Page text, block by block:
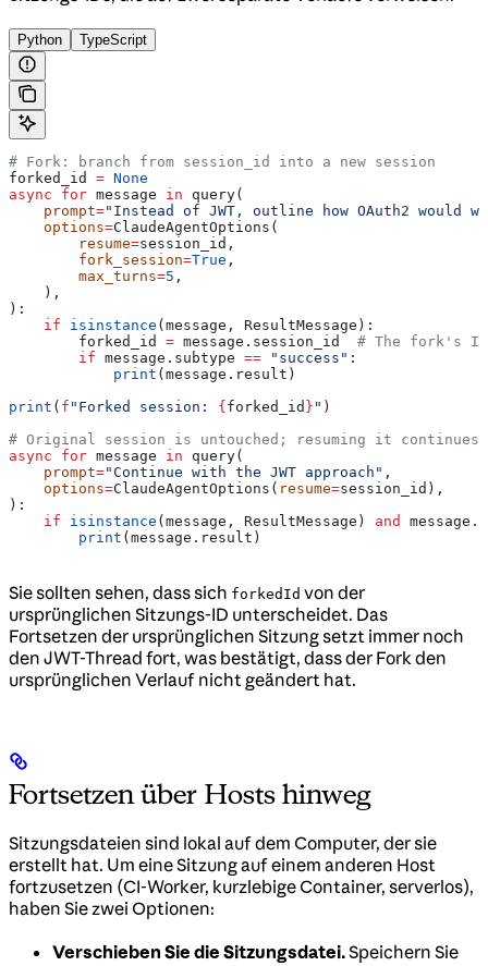
Python TypeScript
# Fork: branch from session_id into a new session
forked_id = None
async for message in query(
    prompt
="Instead of JWT, outline how OAuth2 would
    options
=ClaudeAgentOptions(
        resume
=session_id,
        fork_session
=True ,
        max_turns
=5 ,
    ),
):
    if
isinstance (message, ResultMessage):
        forked_id
= message.session_id # The fork's
        if
message.subtype == "success" :
            print
(message.result)
print ( f "Forked session: { forked_id } " )
# Original session is untouched; resuming it continues
async for message in query(
    prompt
="Continue with the JWT approach" ,
    options
=ClaudeAgentOptions( resume=session_id),
):
    if
isinstance (message, ResultMessage) and
        print
(message.result)
Sie sollten sehen, dass sich forkedId von der
ursprünglichen Sitzungs-ID unterscheidet. Das
Fortsetzen der ursprünglichen Sitzung setzt immer noch
den JWT-Thread fort, was bestätigt, dass der Fork den
ursprünglichen Verlauf nicht geändert hat.
Fortsetzen über Hosts hinweg
Sitzungsdateien sind lokal auf dem Computer, der sie
erstellt hat. Um eine Sitzung auf einem anderen Host
fortzusetzen (CI-Worker, kurzlebige Container, serverlos),
haben Sie zwei Optionen:
Verschieben Sie die Sitzungsdatei.Speichern Sie